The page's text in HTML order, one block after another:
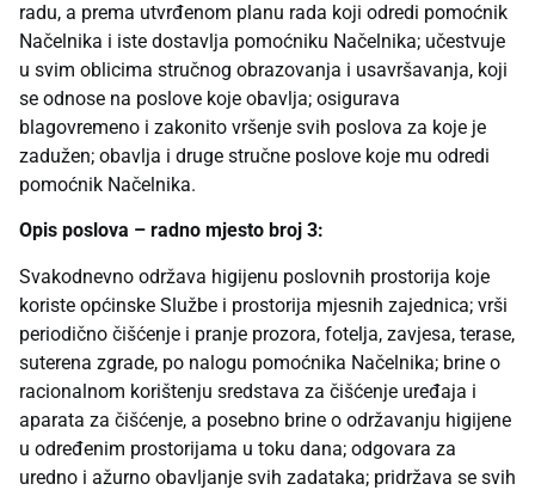
radu, a prema utvrđenom planu rada koji odredi pomoćnik
Načelnika i iste dostavlja pomoćniku Načelnika; učestvuje
u svim oblicima stručnog obrazovanja i usavršavanja, koji
se odnose na poslove koje obavlja; osigurava
blagovremeno i zakonito vršenje svih poslova za koje je
zadužen; obavlja i druge stručne poslove koje mu odredi
pomoćnik Načelnika.
Opis poslova – radno mjesto broj 3:
Svakodnevno održava higijenu poslovnih prostorija koje
koriste općinske Službe i prostorija mjesnih zajednica; vrši
periodično čišćenje i pranje prozora, fotelja, zavjesa, terase,
suterena zgrade, po nalogu pomoćnika Načelnika; brine o
racionalnom korištenju sredstava za čišćenje uređaja i
aparata za čišćenje, a posebno brine o održavanju higijene
u određenim prostorijama u toku dana; odgovara za
uredno i ažurno obavljanje svih zadataka; pridržava se svih